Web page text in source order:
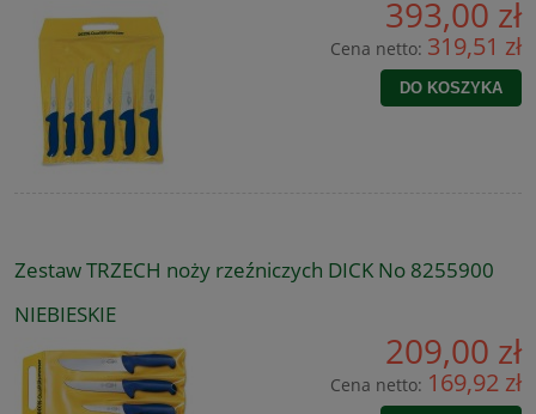
393,00 zł
Cena netto: 319,51 zł
DO KOSZYKA
Zestaw TRZECH noży rzeźniczych DICK No 8255900
NIEBIESKIE
209,00 zł
Cena netto: 169,92 zł